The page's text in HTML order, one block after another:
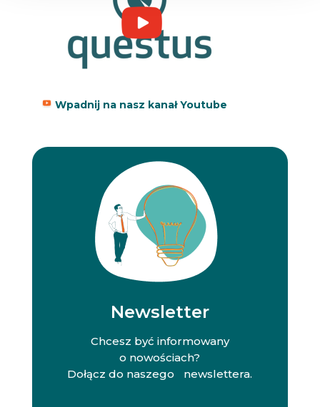
Wpadnij na nasz kanał Youtube
Newsletter
Chcesz być informowany
o nowościach?
Dołącz do naszego newslettera.